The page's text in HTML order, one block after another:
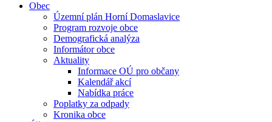
Obec
Územní plán Horní Domaslavice
Program rozvoje obce
Demografická analýza
Informátor obce
Aktuality
Informace OÚ pro občany
Kalendář akcí
Nabídka práce
Poplatky za odpady
Kronika obce